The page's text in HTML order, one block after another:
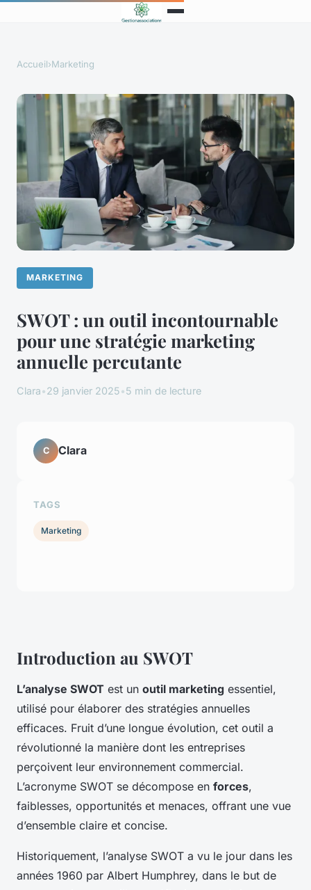
Accueil›Marketing
MARKETING
SWOT : un outil incontournable
pour une stratégie marketing
annuelle percutante
Clara•29 janvier 2025•5 min de lecture
Introduction au SWOT
L’analyse SWOT est un outil marketing essentiel,
utilisé pour élaborer des stratégies annuelles
efficaces. Fruit d’une longue évolution, cet outil a
révolutionné la manière dont les entreprises
perçoivent leur environnement commercial.
L’acronyme SWOT se décompose en forces,
faiblesses, opportunités et menaces, offrant une vue
d’ensemble claire et concise.
Historiquement, l’analyse SWOT a vu le jour dans les
années 1960 par Albert Humphrey, dans le but de
C Clara
TAGS
Marketing